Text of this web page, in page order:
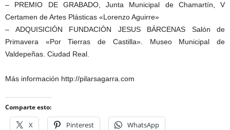
– PREMIO DE GRABADO, Junta Municipal de Chamartín, V
Certamen de Artes Plásticas «Lorenzo Aguirre»
– ADQUISICIÓN FUNDACIÓN JESUS BÁRCENAS Salón de
Primavera «Por Tierras de Castilla». Museo Municipal de
Valdepeñas. Ciudad Real.
Más información http://pilarsagarra.com
Comparte esto:
X Pinterest WhatsApp